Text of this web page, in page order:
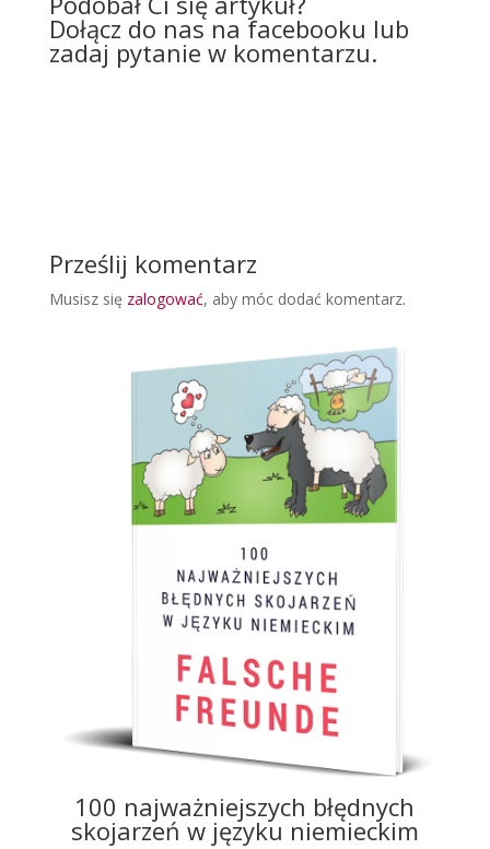
Dołącz do nas na facebooku lub
zadaj pytanie w komentarzu.
Prześlij komentarz
Musisz się zalogować, aby móc dodać komentarz.
100 najważniejszych błędnych
skojarzeń w języku niemieckim